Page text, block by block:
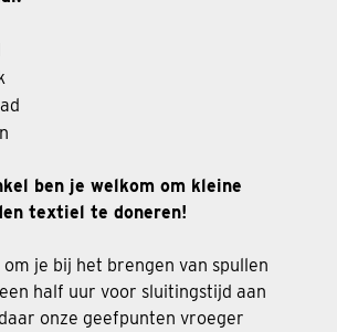
ben je welkom om kleine
textiel te doneren!
om je bij het brengen van spullen
half uur voor sluitingstijd aan
onze geefpunten vroeger